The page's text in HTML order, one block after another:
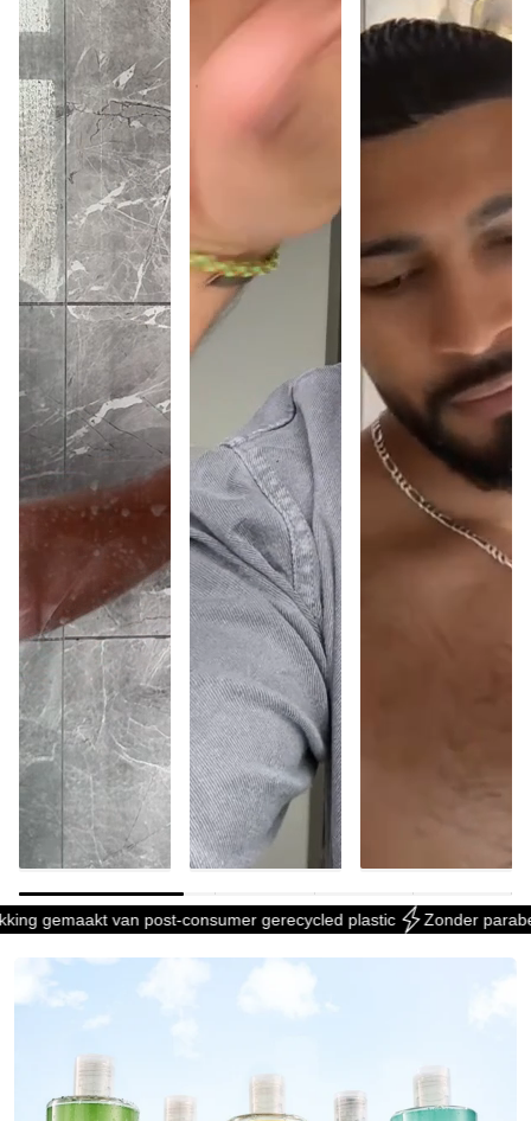
gemaakt van post-consumer gerecycled plastic Zonder